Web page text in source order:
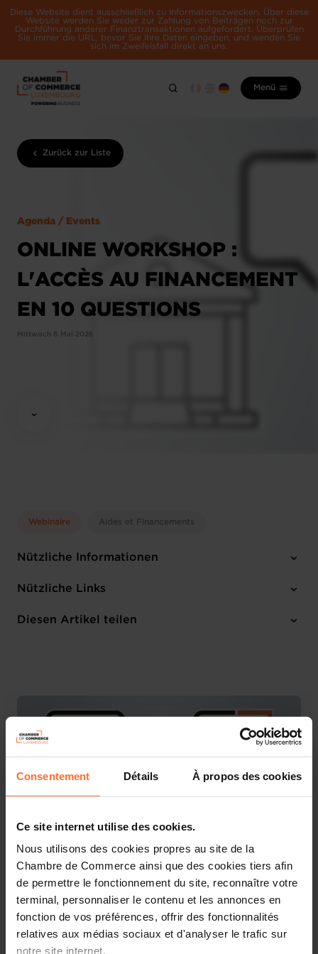
Consentement Détails À propos des cookies
Ce site internet utilise des cookies.
Nous utilisons des cookies propres au site de la
Chambre de Commerce ainsi que des cookies tiers afin
de permettre le fonctionnement du site, reconnaître votre
terminal, personnaliser le contenu et les annonces en
fonction de vos préférences, offrir des fonctionnalités
relatives aux médias sociaux et d'analyser le trafic sur
notre site internet.
Diese Website dient ausschließlich zu Informationszwecken. Über diese
Website werden Sie weder zur Zahlung von Beiträgen noch zur
Durchführung anderer Finanztransaktionen aufgefordert. Überprüfen
Sie immer die URL, bevor Sie Ihre Daten eingeben, und wenden Sie
sich im Zweifelsfall direkt an uns.
Menü
Zurück zur Liste
Agenda / Events
ONLINE WORKSHOP :
L'ACCÈS AU FINANCEMENT
EN 10 QUESTIONS
Mittwoch 6 Mai 2026
Webinaire Aides et Financements
Nützliche Informationen
Mittwoch 6 Mai 2026
Online Workshop
Nützliche Links
Anmelden
Diesen Artikel teilen
Vous êtes entrepreneur et cherchez à financer vos
projets professionnels ? Découvrez les informations-clé
présentation sommaire et des astuces pratiques pour